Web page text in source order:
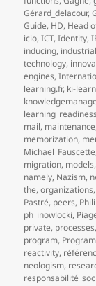
Gérard_delacour,
Guide, HD, Head
icio,ICT,Identity,
inducing,
technology,
engines,
learning.fr, ki-
learning_readiness
mail, maintenance
memorization,
Michael_Fauscette
migration, models,
namely, Nazism,
the,organizations
Pastré, peers,
ph_inowlocki,
private, processes,
program,
reactivity,
neologism,